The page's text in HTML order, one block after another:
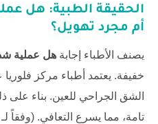
الحقيقة الطبية: هل
أم مجرد تهويل؟
يصنف الأطباء إجابة هل عملية
خفيفة. يعتمد أطباء مركز فلوريا
الشق الجراحي للعين. بناء على
تامة، مما يسرع التعافي. (وفقاً لـ